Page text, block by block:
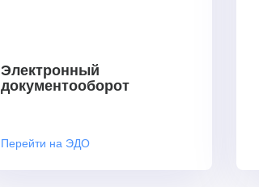
Электронный
документооборот
Перейти на ЭДО